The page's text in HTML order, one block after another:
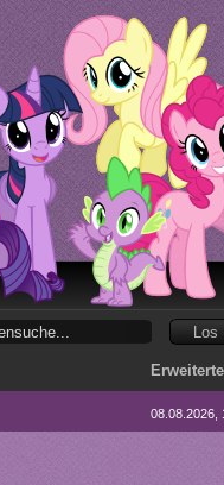
08.08.2026,